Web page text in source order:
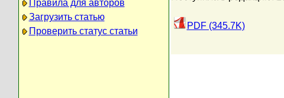
Правила для авторов
Загрузить статью
Проверить статус статьи
PDF (345.7K)